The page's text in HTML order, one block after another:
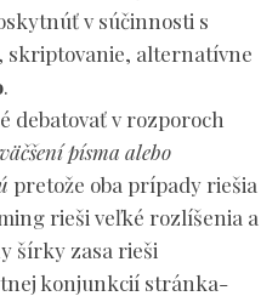
v súčinnosti s
skriptovanie, alternatívne
.
debatovať v rozporoch
písma alebo
pretože oba prípady riešia
rieši veľké rozlíšenia a
šírky zasa rieši
konjunkcií stránka-